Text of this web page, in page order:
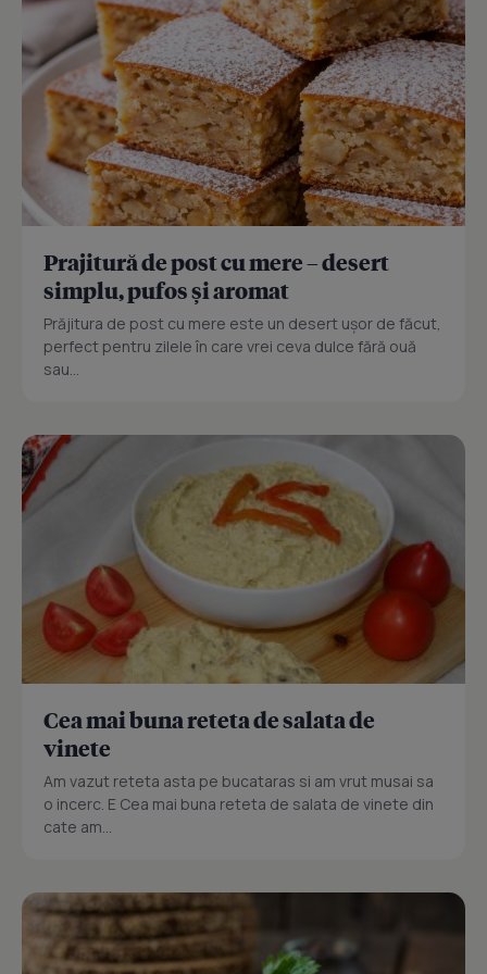
Prajitură de post cu mere – desert
simplu, pufos și aromat
Prăjitura de post cu mere este un desert ușor de făcut,
perfect pentru zilele în care vrei ceva dulce fără ouă
sau...
Cea mai buna reteta de salata de
vinete
Am vazut reteta asta pe bucataras si am vrut musai sa
o incerc. E Cea mai buna reteta de salata de vinete din
cate am...